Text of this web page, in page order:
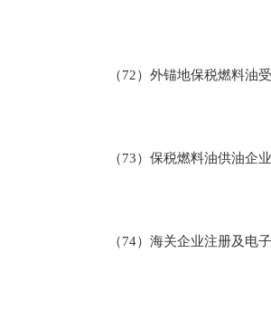
（72）外锚地保税燃料油受
（73）保税燃料油供油企业
（74）海关企业注册及电子